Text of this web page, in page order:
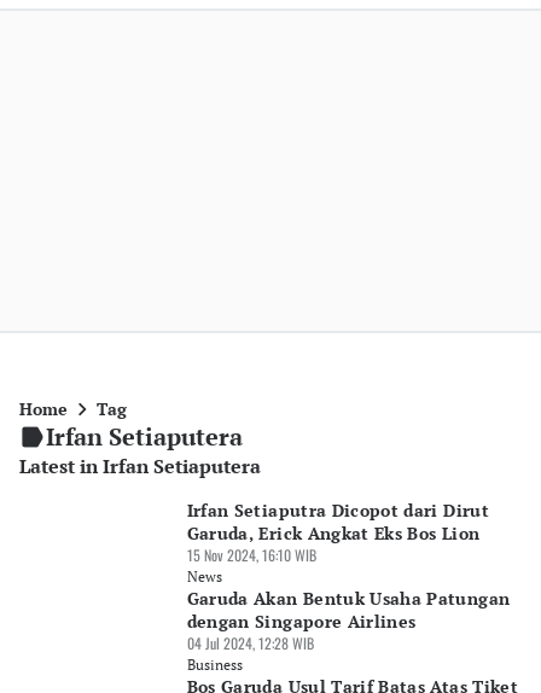
Home Tag
Irfan Setiaputera
Latest in Irfan Setiaputera
Irfan Setiaputra Dicopot dari Dirut
Garuda, Erick Angkat Eks Bos Lion
15 Nov 2024, 16:10 WIB
News
Garuda Akan Bentuk Usaha Patungan
dengan Singapore Airlines
04 Jul 2024, 12:28 WIB
Business
Bos Garuda Usul Tarif Batas Atas Tiket